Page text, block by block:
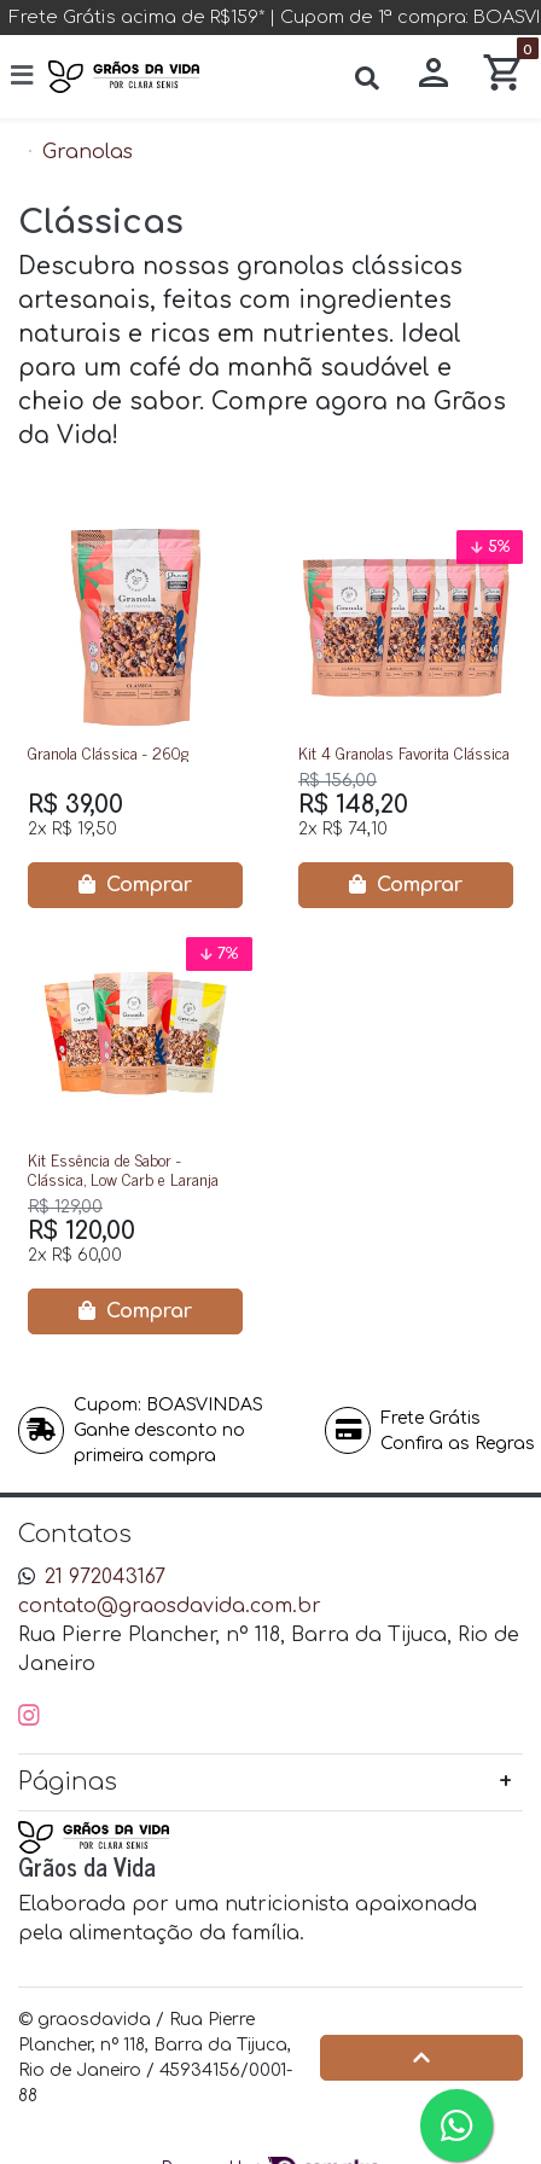
Frete Grátis acima de R$159* | Cupom de 1ª compra:
0
Granolas
Clássicas
Descubra nossas granolas clássicas
artesanais, feitas com ingredientes
naturais e ricas em nutrientes. Ideal
para um café da manhã saudável e
cheio de sabor. Compre agora na Grãos
da Vida!
Granola Clássica - 260g
R$ 39,00
2x R$ 19,50
Comprar
5%
Kit 4 Granolas Favorita Clássica
R$ 156,00
R$ 148,20
2x R$ 74,10
Comprar
7%
Kit Essência de Sabor -
Clássica, Low Carb e Laranja
R$ 129,00
R$ 120,00
2x R$ 60,00
Comprar
Cupom: BOASVINDAS
Ganhe desconto no
primeira compra
Frete Grátis
Confira as Regras
Contatos
21 972043167
contato@graosdavida.com.br
Rua Pierre Plancher, nº 118, Barra da Tijuca, Rio de
Janeiro
Páginas
Grãos da Vida
Elaborada por uma nutricionista apaixonada
pela alimentação da família.
© graosdavida / Rua Pierre
Plancher, nº 118, Barra da Tijuca,
Rio de Janeiro / 45934156/0001-
88